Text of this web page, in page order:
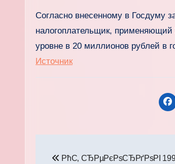
Согласно внесенному в Госдуму
налогоплательщик,
уровне в 20 миллионов рублей в
Источник
РћС‚ СЂРµРєРѕСЂРґРѕРІ